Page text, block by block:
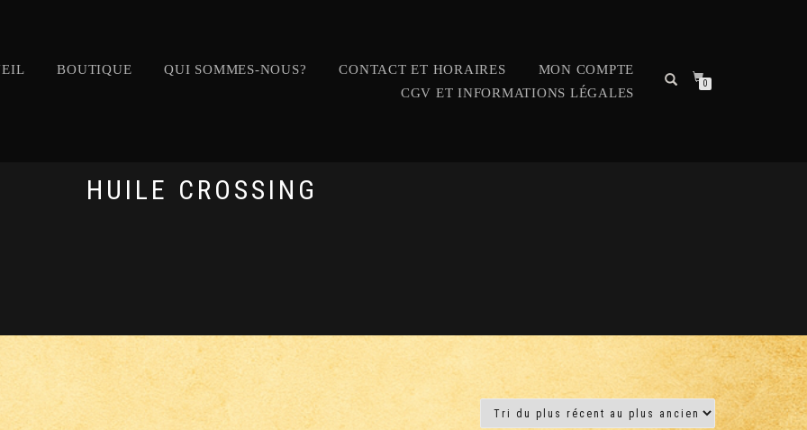
BOUTIQUE QUI SOMMES-NOUS? CONTACT ET HORAIRES
MON COMPTE
CGV ET INFORMATIONS LÉGALES
0
HUILE CROSSING